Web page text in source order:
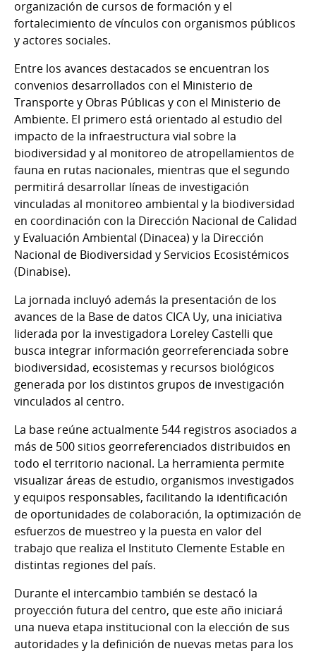
organización de cursos de formación y el
fortalecimiento de vínculos con organismos públicos
y actores sociales.
Entre los avances destacados se encuentran los
convenios desarrollados con el Ministerio de
Transporte y Obras Públicas y con el Ministerio de
Ambiente. El primero está orientado al estudio del
impacto de la infraestructura vial sobre la
biodiversidad y al monitoreo de atropellamientos de
fauna en rutas nacionales, mientras que el segundo
permitirá desarrollar líneas de investigación
vinculadas al monitoreo ambiental y la biodiversidad
en coordinación con la Dirección Nacional de Calidad
y Evaluación Ambiental (Dinacea) y la Dirección
Nacional de Biodiversidad y Servicios Ecosistémicos
(Dinabise).
La jornada incluyó además la presentación de los
avances de la Base de datos CICA Uy, una iniciativa
liderada por la investigadora Loreley Castelli que
busca integrar información georreferenciada sobre
biodiversidad, ecosistemas y recursos biológicos
generada por los distintos grupos de investigación
vinculados al centro.
La base reúne actualmente 544 registros asociados a
más de 500 sitios georreferenciados distribuidos en
todo el territorio nacional. La herramienta permite
visualizar áreas de estudio, organismos investigados
y equipos responsables, facilitando la identificación
de oportunidades de colaboración, la optimización de
esfuerzos de muestreo y la puesta en valor del
trabajo que realiza el Instituto Clemente Estable en
distintas regiones del país.
Durante el intercambio también se destacó la
proyección futura del centro, que este año iniciará
una nueva etapa institucional con la elección de sus
autoridades y la definición de nuevas metas para los